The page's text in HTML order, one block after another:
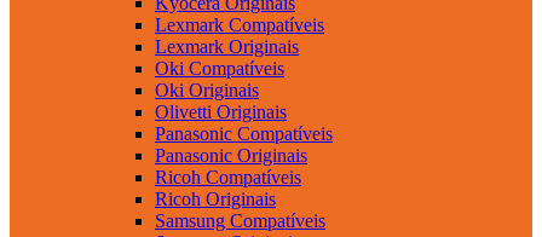
Lexmark Compatíveis
Lexmark Originais
Oki Compatíveis
Oki Originais
Olivetti Originais
Panasonic Compatíveis
Panasonic Originais
Ricoh Compatíveis
Ricoh Originais
Samsung Compatíveis